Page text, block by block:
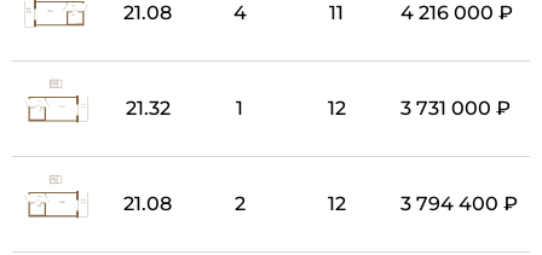
21.08 4 11 4 216 000 ₽
21.32 1 12 3 731 000 ₽
21.08 2 12 3 794 400 ₽